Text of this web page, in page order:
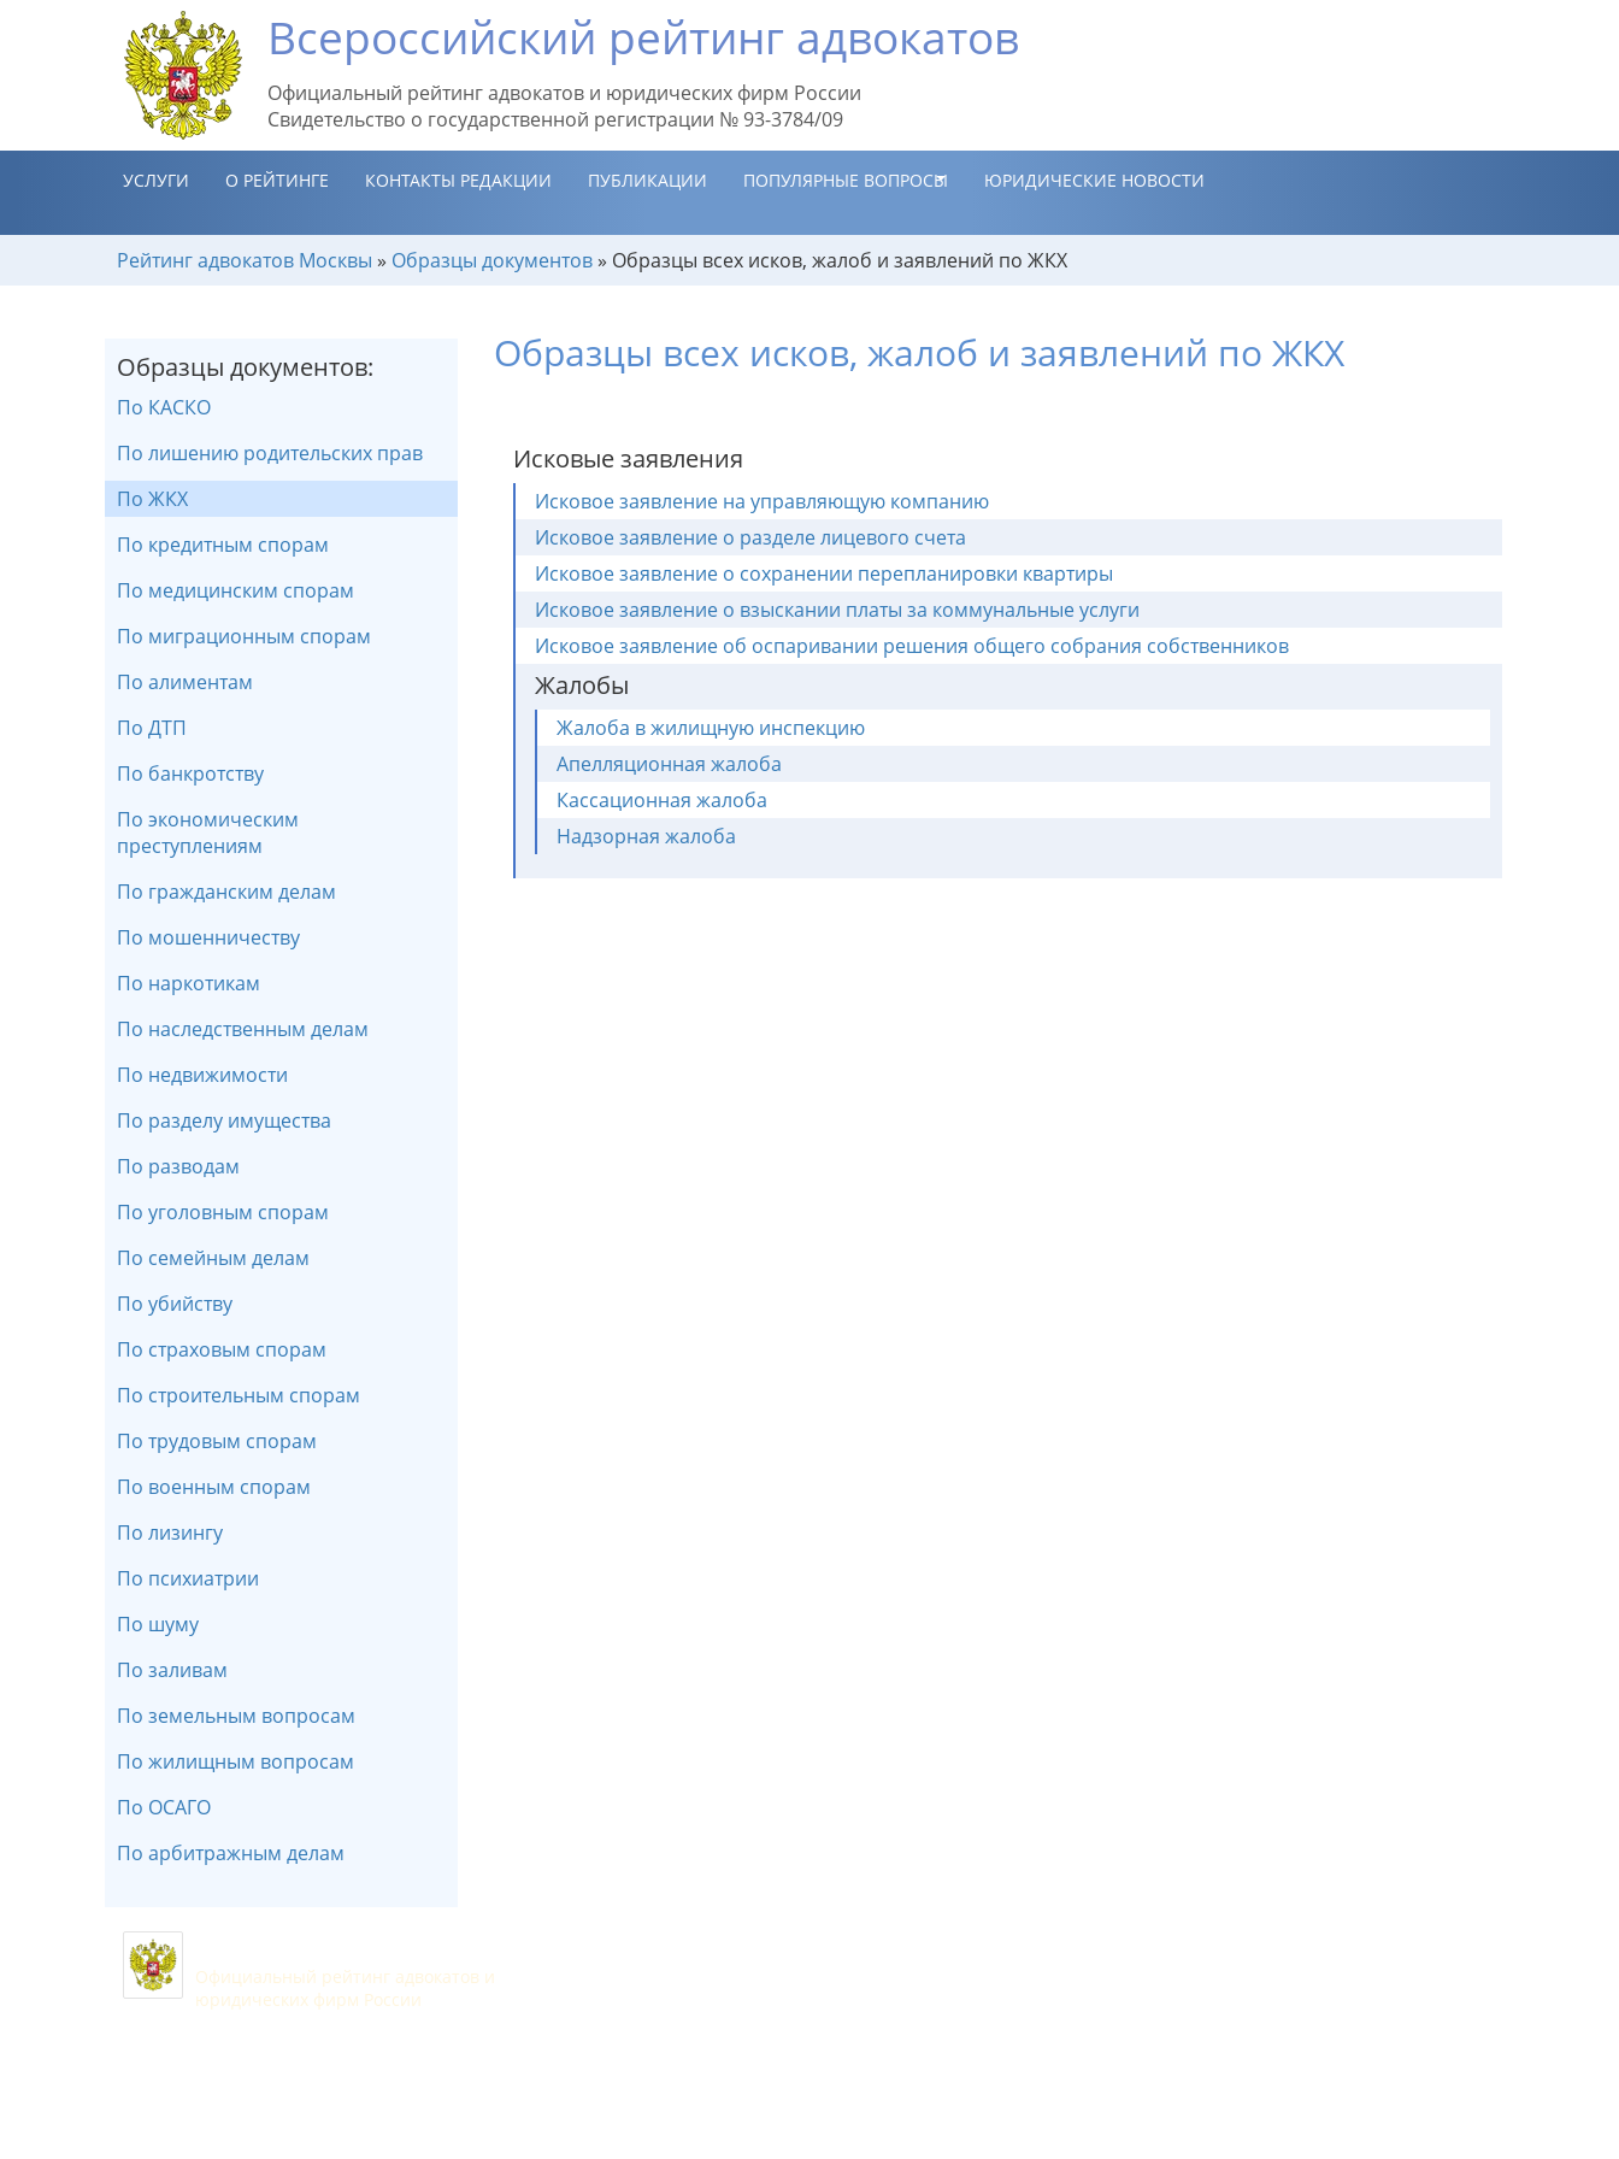
Всероссийский рейтинг адвокатов
Официальный рейтинг адвокатов и юридических фирм России
Свидетельство о государственной регистрации № 93-3784/09
УСЛУГИ О РЕЙТИНГЕ КОНТАКТЫ РЕДАКЦИИ ПУБЛИКАЦИИ ПОПУЛЯРНЫЕ ВОПРОСЫ ЮРИДИЧЕСКИЕ НОВОСТИ
Рейтинг адвокатов Москвы » Образцы документов» Образцы всех исков, жалоб и заявлений по ЖКХ
Образцы документов:
По КАСКО
По лишению родительских прав
По ЖКХ
По кредитным спорам
По медицинским спорам
По миграционным спорам
По алиментам
По ДТП
По банкротству
По экономическим
преступлениям
По гражданским делам
По мошенничеству
По наркотикам
По наследственным делам
По недвижимости
По разделу имущества
По разводам
По уголовным спорам
По семейным делам
По убийству
По страховым спорам
По строительным спорам
По трудовым спорам
По военным спорам
По лизингу
По психиатрии
По шуму
По заливам
По земельным вопросам
По жилищным вопросам
По ОСАГО
По арбитражным делам
Образцы всех исков, жалоб и заявлений по ЖКХ
Исковые заявления
Исковое заявление на управляющую компанию
Исковое заявление о разделе лицевого счета
Исковое заявление о сохранении перепланировки квартиры
Исковое заявление о взыскании платы за коммунальные услуги
Исковое заявление об оспаривании решения общего собрания собственников
Жалобы
Жалоба в жилищную инспекцию
Апелляционная жалоба
Кассационная жалоба
Надзорная жалоба
Официальный рейтинг адвокатов и
юридических фирм России